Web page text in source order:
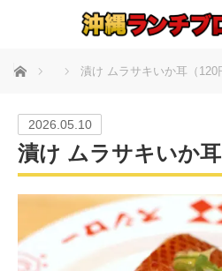
ホーム 漬け ムラサキいか耳（120
2026.05.10
漬け ムラサキいか耳